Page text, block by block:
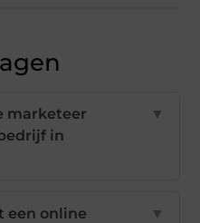
marketeer
in
▼
een online
▼